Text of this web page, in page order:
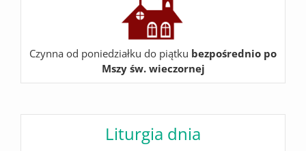
Czynna od poniedziałku do piątku bezpośrednio po
Mszy św. wieczornej
Liturgia dnia